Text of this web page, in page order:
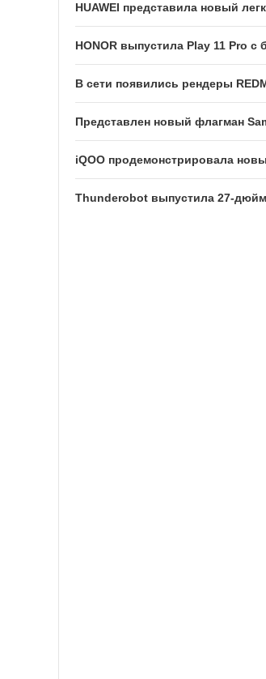
HUAWEI представила новый
HONOR выпустила Play 11 Pro с
В сети появились рендеры
Представлен новый флагман
iQOO продемонстрировала
Thunderobot выпустила 27-